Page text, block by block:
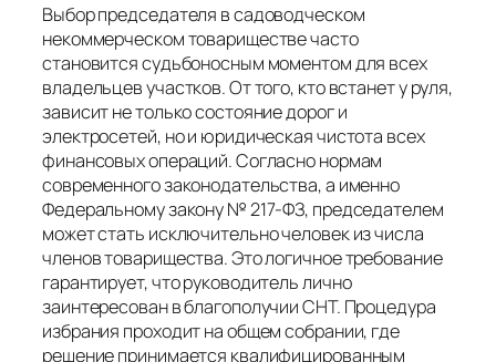
Выбор председателя в садоводческом
некоммерческом товариществе часто
становится судьбоносным моментом для всех
владельцев участков. От того, кто встанет у руля,
зависит не только состояние дорог и
электросетей, но и юридическая чистота всех
финансовых операций. Согласно нормам
современного законодательства, а именно
Федеральному закону № 217-ФЗ, председателем
может стать исключительно человек из числа
членов товарищества. Это логичное требование
гарантирует, что руководитель лично
заинтересован в благополучии СНТ. Процедура
избрания проходит на общем собрании, где
решение принимается квалифицированным